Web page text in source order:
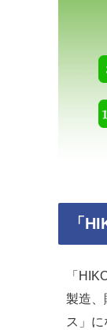
「
「
製造、
ス」